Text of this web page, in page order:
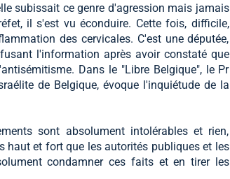
subissait ce genre d'agression mais jamais
il s'est vu éconduire. Cette fois, difficile,
des cervicales. C'est une députée,
l'information après avoir constaté que
Dans le "Libre Belgique", le Pr
de Belgique, évoque l'inquiétude de la
sont absolument intolérables et rien,
haut et fort que les autorités publiques et les
condamner ces faits et en tirer les